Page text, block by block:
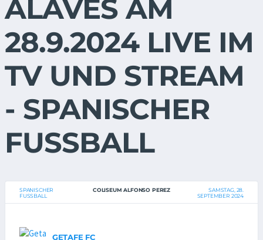
ALAVES AM
28.9.2024 LIVE IM
TV UND STREAM
- SPANISCHER
FUSSBALL
SPANISCHER
FUSSBALL
COLISEUM ALFONSO PEREZ
SAMSTAG, 28.
SEPTEMBER 2024
GETAFE FC